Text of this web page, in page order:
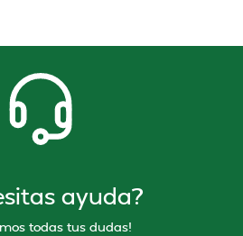
ayuda?
todas tus dudas!